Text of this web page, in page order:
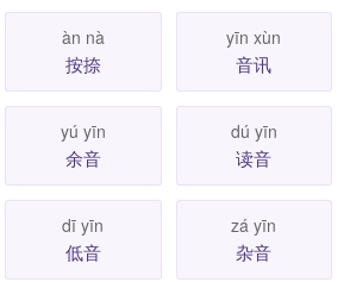
àn nà
按捺
yīn xùn
音讯
yú yīn
余音
dú yīn
读音
dī yīn
低音
zá yīn
杂音